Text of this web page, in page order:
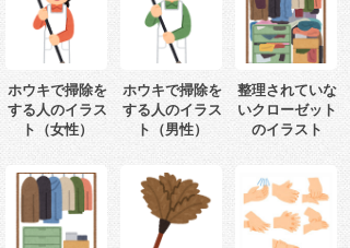
ホウキで掃除を
する人のイラス
ト（女性）
ホウキで掃除を
する人のイラス
ト（男性）
整理されていな
いクローゼット
のイラスト